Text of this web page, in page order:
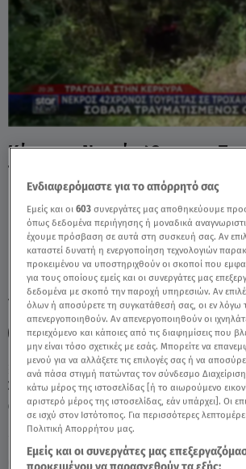
Σάββατο 8 Αυγούστου 2026
19.05.26, 23:27
ΕΛΛΑΔΑ
Πηγή: Δελτίο Ειδήσεων STAR
Κέρκυρα: Νεκρός 42χρονος
Τροχαίο Με Γουρούνα - Video
TAGS: ΔΕΛΤΙΟ ΕΙΔΗΣΕΩΝ STAR
ΤΡΟΧΑΙΟ ΔΥΣΤΥΧΗΜΑ ΚΕΡΚΥΡΑ
Ενδιαφερόμαστε για το απόρρητό σας
Εμείς και οι603 συνεργάτες μας αποθηκεύουμε
όπως δεδομένα περιήγησης ή μοναδικά
έχουμε πρόσβαση σε αυτά στη συσκευή σας. Αν
καταστεί δυνατή η ενεργοποίηση τεχνολογιών
προκειμένου να υποστηριχθούν οι σκοποί που
για τους οποίους εμείς και οι συνεργάτες μας
δεδομένα με σκοπό την παροχή υπηρεσιών. Αν
όλων ή αποσύρετε τη συγκατάθεσή σας, οι εν λόγω
απενεργοποιηθούν. Αν απενεργοποιηθούν οι
περιεχόμενο και κάποιες από τις διαφημίσεις που
μην είναι τόσο σχετικές με εσάς. Μπορείτε να
μενού για να αλλάξετε τις επιλογές σας ή να
ανά πάσα στιγμή πατώντας τον σύνδεσμο
κάτω μέρος της ιστοσελίδας [ή το αιωρούμενο
αριστερό μέρος της ιστοσελίδας, εάν υπάρχει]. Οι
σε ισχύ στον Ιστότοπος. Για περισσότερες
Πολιτική Απορρήτου μας.
Εμείς και οι συνεργάτες μας